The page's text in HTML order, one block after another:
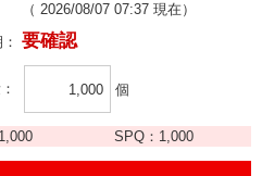
（ 2026/08/07 07:37 現在）
要確認
個
1,000 SPQ： 1,000